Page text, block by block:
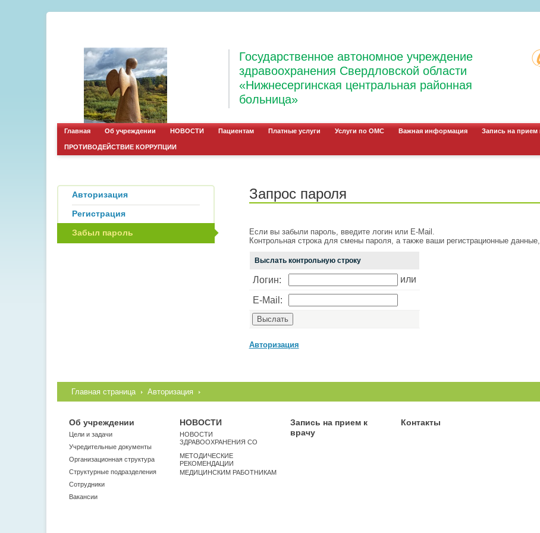
Государственное автономное учреждение
здравоохранения Свердловской области
«Нижнесергинская центральная районная
больница»
Главная Об учреждении НОВОСТИ Пациентам Платные услуги Услуги по ОМС Важная информация Запись на прием
ПРОТИВОДЕЙСТВИЕ КОРРУПЦИИ
Авторизация
Регистрация
Забыл пароль
Запрос пароля
Если вы забыли пароль, введите логин или E-Mail.
Контрольная строка для смены пароля, а также ваши регистрационные
Выслать контрольную строку
Логин: или
E-Mail:
Авторизация
Главная страница Авторизация
Об учреждении
Цели и задачи
Учредительные документы
Организационная структура
Структурные подразделения
Сотрудники
Вакансии
НОВОСТИ
НОВОСТИ
ЗДРАВООХРАНЕНИЯ СО
МЕТОДИЧЕСКИЕ
РЕКОМЕНДАЦИИ
МЕДИЦИНСКИМ РАБОТНИКАМ
Запись на прием к
врачу
Контакты